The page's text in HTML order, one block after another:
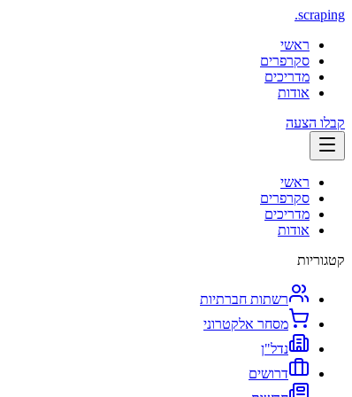
scraping
.
ראשי
סקרפרים
מדריכים
אודות
קבלו הצעה
ראשי
סקרפרים
מדריכים
אודות
קטגוריות
רשתות חברתיות
מסחר אלקטרוני
נדל"ן
דרושים